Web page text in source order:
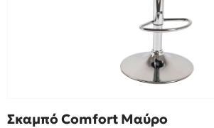
Σκαμπό Comfort Μαύρο